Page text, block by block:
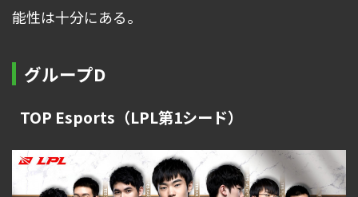
能性は十分にある。
グループD
TOP Esports（LPL第1シード）